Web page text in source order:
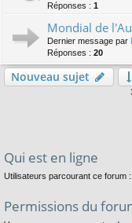
Réponses : 1
Mondial de
Dernier message par
Réponses : 20
Nouveau sujet
Qui est en ligne
Utilisateurs parcourant ce forum
Permissions du